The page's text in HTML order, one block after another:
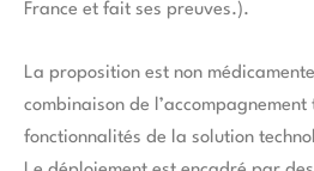
France et fait ses preuves.).
La proposition est non
combinaison de
fonctionnalités de la solution